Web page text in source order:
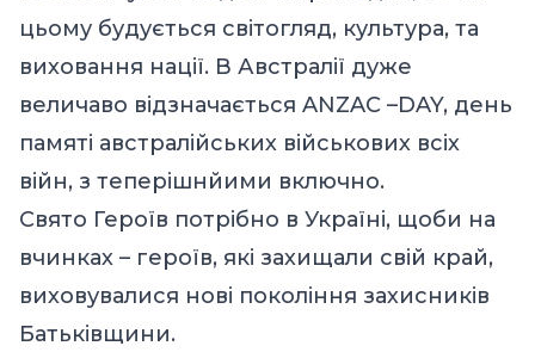
цьому будується світогляд, культура, та
виховання нації. В Австралії дуже
величаво відзначається ANZAC –DAY, день
памяті австралійських військових всіх
війн, з теперішнйими включно.
Свято Героїв потрібно в Україні, щоби на
вчинках – героїв, які захищали свій край,
виховувалися нові покоління захисників
Батьківщини.